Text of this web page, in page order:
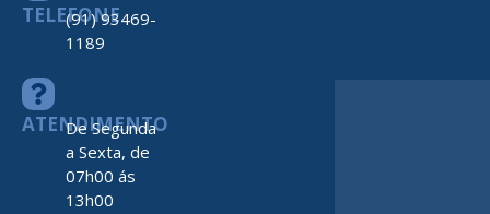
TELEFONE
(91) 93469-
1189
ATENDIMENTO
De Segunda
a Sexta, de
07h00 ás
13h00